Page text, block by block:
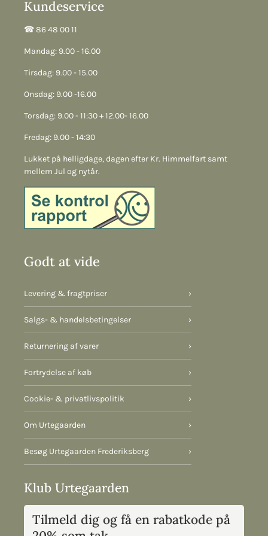
Kundeservice
☎︎ 86 48 00 11
Mandag: 9.00 - 16.00
Tirsdag: 9.00 - 15.00
Onsdag: 9.00 -16.00
Torsdag: 9.00 - 11:30 + 12.00- 16.00
Fredag: 9.00 - 14:30
Lukket på helligdage, dagen efter Kr. Himmelfart samt
mellem Jul og nytår.
Godt at vide
Levering & fragtpriser ›
Salgs- & handelsbetingelser ›
Returnering af varer ›
Fortrydelse af køb ›
Cookie- & privatlivspolitik ›
Om Urtegaarden ›
Besøg Urtegaarden Frederiksberg ›
Klub Urtegaarden
Tilmeld dig og få en rabatkode på